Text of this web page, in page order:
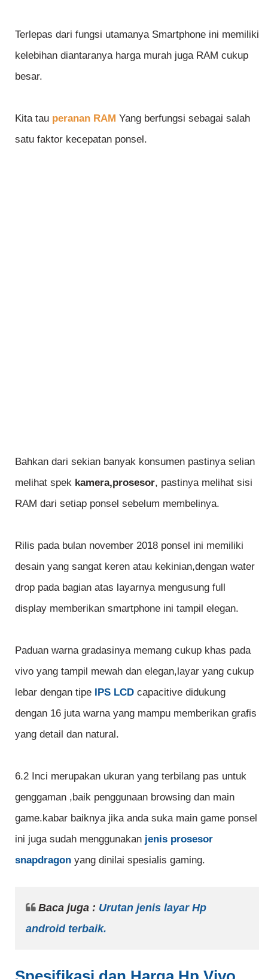
Terlepas dari fungsi utamanya Smartphone ini memiliki
kelebihan diantaranya harga murah juga RAM cukup
besar.
Kita tau peranan RAM Yang berfungsi sebagai salah
satu faktor kecepatan ponsel.
Bahkan dari sekian banyak konsumen pastinya selian
melihat spek kamera,prosesor, pastinya melihat sisi
RAM dari setiap ponsel sebelum membelinya.
Rilis pada bulan november 2018 ponsel ini memiliki
desain yang sangat keren atau kekinian,dengan water
drop pada bagian atas layarnya mengusung full
display memberikan smartphone ini tampil elegan.
Paduan warna gradasinya memang cukup khas pada
vivo yang tampil mewah dan elegan,layar yang cukup
lebar dengan tipe IPS LCD capacitive didukung
dengan 16 juta warna yang mampu memberikan grafis
yang detail dan natural.
6.2 Inci merupakan ukuran yang terbilang pas untuk
genggaman ,baik penggunaan browsing dan main
game.kabar baiknya jika anda suka main game ponsel
ini juga sudah menggunakan jenis prosesor
snapdragon yang dinilai spesialis gaming.
Baca juga : Urutan jenis layar Hp
android terbaik.